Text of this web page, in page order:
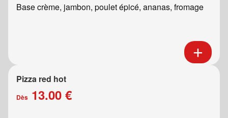
Base crème, jambon, poulet épicé, ananas, fromage
Pizza red hot
Dès 13.00 €